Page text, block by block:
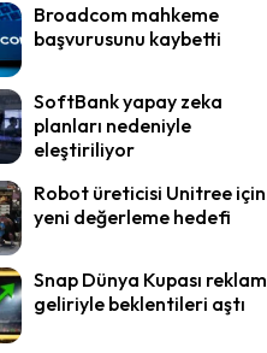
Broadcom mahkeme
başvurusunu kaybetti
SoftBank yapay zeka
planları nedeniyle
eleştiriliyor
Robot üreticisi Unitree için
yeni değerleme hedefi
Snap Dünya Kupası reklam
geliriyle beklentileri aştı